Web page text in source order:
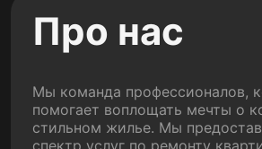
Про нас
Мы команда профессионалов,
помогает воплощать мечты о
стильном жилье. Мы